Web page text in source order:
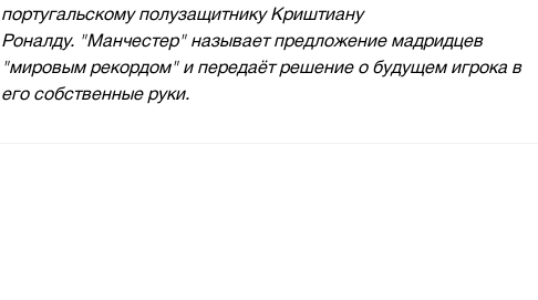
португальскому полузащитнику Криштиану
Роналду. "Манчестер" называет предложение мадридцев
"мировым рекордом" и передаёт решение о будущем игрока в
его собственные руки.